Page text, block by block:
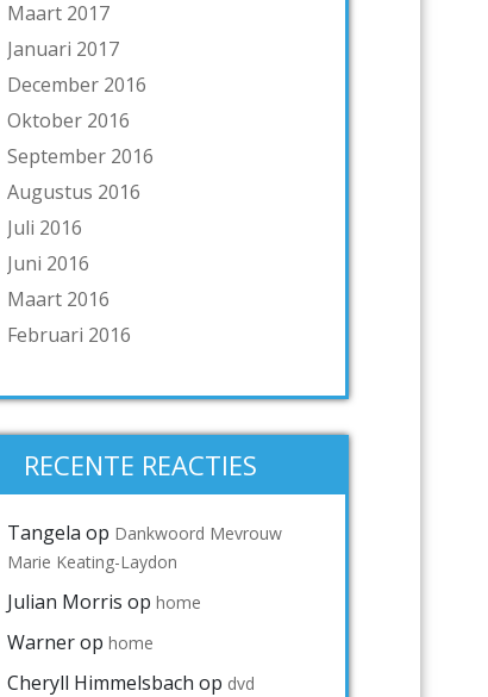
Maart 2017
Januari 2017
December 2016
Oktober 2016
September 2016
Augustus 2016
Juli 2016
Juni 2016
Maart 2016
Februari 2016
RECENTE REACTIES
Tangela op Dankwoord Mevrouw
Marie Keating-Laydon
Julian Morris op home
Warnerop home
Cheryll Himmelsbach op dvd